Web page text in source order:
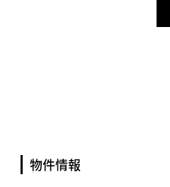
物件情報